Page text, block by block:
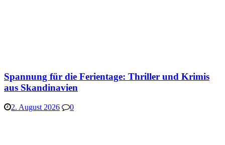
Spannung für die Ferientage: Thriller und Krimis
aus Skandinavien
2. August 2026 0